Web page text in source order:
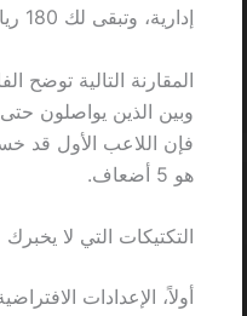
إدارية، وتبقى لك 180 ريال فقط، ما يجعل نسبة الربح الصافية = 180/200=90%.
المقارنة التالية توضح
هو 5 أضعاف.
التكتيكات التي لا
أولاً، الإعدادات